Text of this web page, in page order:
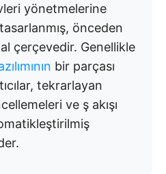
yönetmelerine
önceden
çerçevedir. Genellikle
bir parçası
tekrarlayan
ve ş akışı